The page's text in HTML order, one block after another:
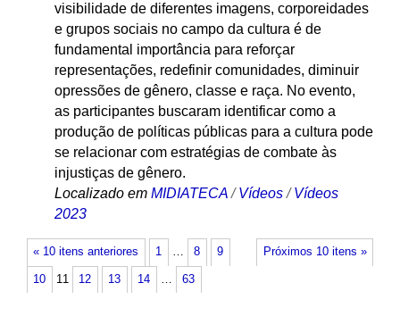
visibilidade de diferentes imagens, corporeidades
e grupos sociais no campo da cultura é de
fundamental importância para reforçar
representações, redefinir comunidades, diminuir
opressões de gênero, classe e raça. No evento,
as participantes buscaram identificar como a
produção de políticas públicas para a cultura pode
se relacionar com estratégias de combate às
injustiças de gênero.
Localizado em MIDIATECA /Vídeos /Vídeos
2023
« 10 itens anteriores Próximos 10 itens »
1 … 8 9
10 11 12 13 14 … 63